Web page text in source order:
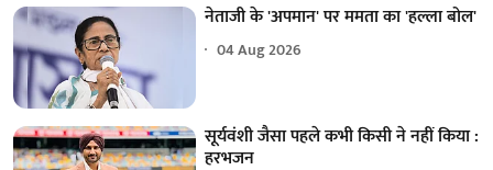
नेताजी के 'अपमान' पर ममता का 'हल्ला बोल'
04 Aug 2026
सूर्यवंशी जैसा पहले कभी किसी ने नहीं किया :
हरभजन